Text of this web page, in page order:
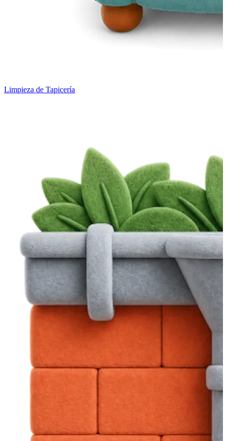
Limpieza de Tapicería